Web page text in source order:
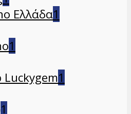
Ελλάδα1
1
Luckygem1
1